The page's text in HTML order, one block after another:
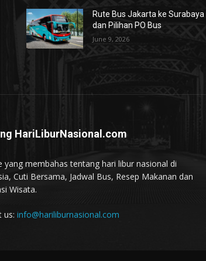
Rute Bus Jakarta ke Surabaya
dan Pilihan PO Bus
June 9, 2026
HariLiburNasional.com
yang membahas tentang hari libur nasional di
Cuti Bersama, Jadwal Bus, Resep Makanan dan
Wisata.
us: info@hariliburnasional.com